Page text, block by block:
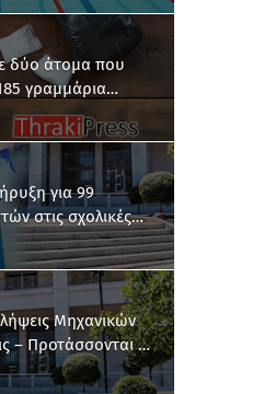
δύο άτομα που
γραμμάρια
για 99
στις σχολικές
Μηχανικών
– Προτάσσονται οι